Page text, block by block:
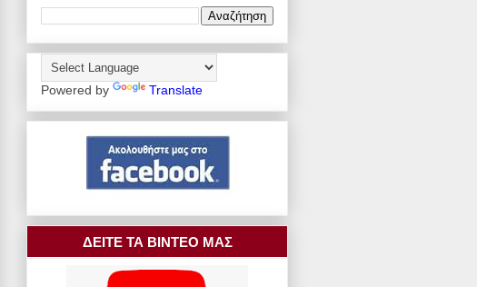
Powered by Translate
ΔΕΙΤΕ ΤΑ ΒΙΝΤΕΟ ΜΑΣ